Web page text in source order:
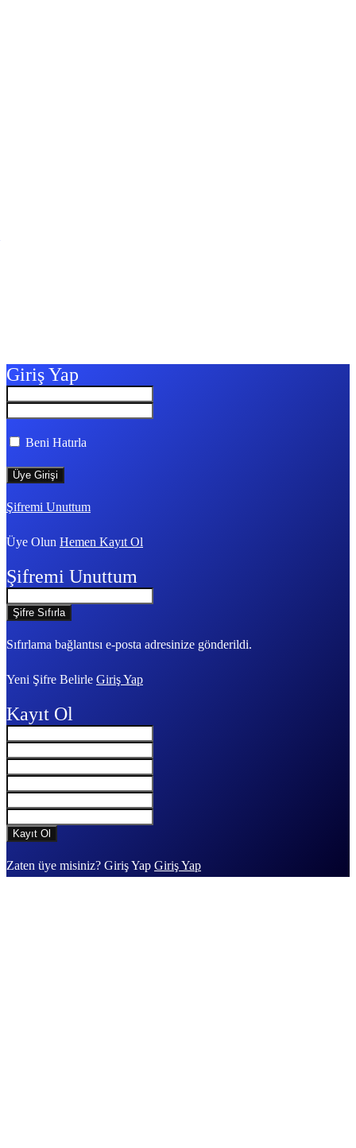
Giriş Yap
Beni Hatırla
Şifremi Unuttum
Üye Olun Hemen Kayıt Ol
Şifremi Unuttum
Sıfırlama bağlantısı e-posta adresinize gönderildi.
Yeni Şifre Belirle Giriş Yap
Kayıt Ol
Zaten üye misiniz? Giriş Yap Giriş Yap